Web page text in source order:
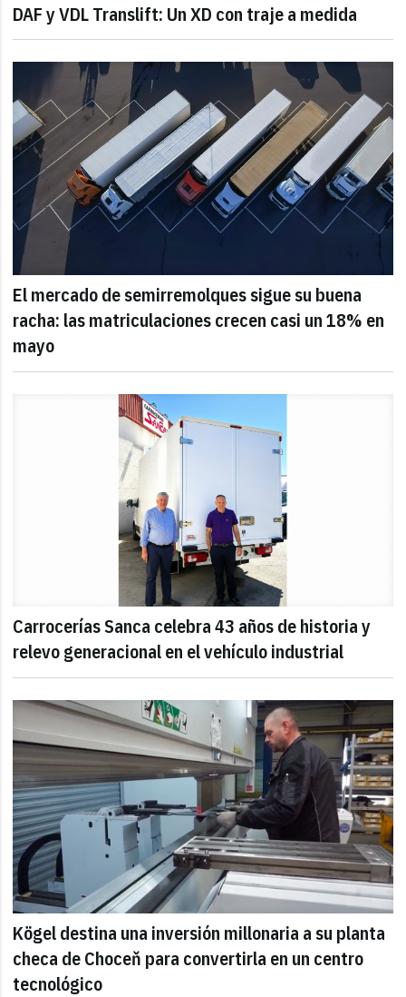
DAF y VDL Translift: Un XD con traje a medida
El mercado de semirremolques sigue su buena
racha: las matriculaciones crecen casi un 18% en
mayo
Carrocerías Sanca celebra 43 años de historia y
relevo generacional en el vehículo industrial
Kögel destina una inversión millonaria a su planta
checa de Choceň para convertirla en un centro
tecnológico